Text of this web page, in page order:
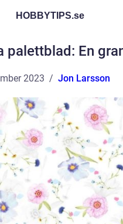
HOBBYTIPS.se
palettblad: En
2023 Jon Larsson